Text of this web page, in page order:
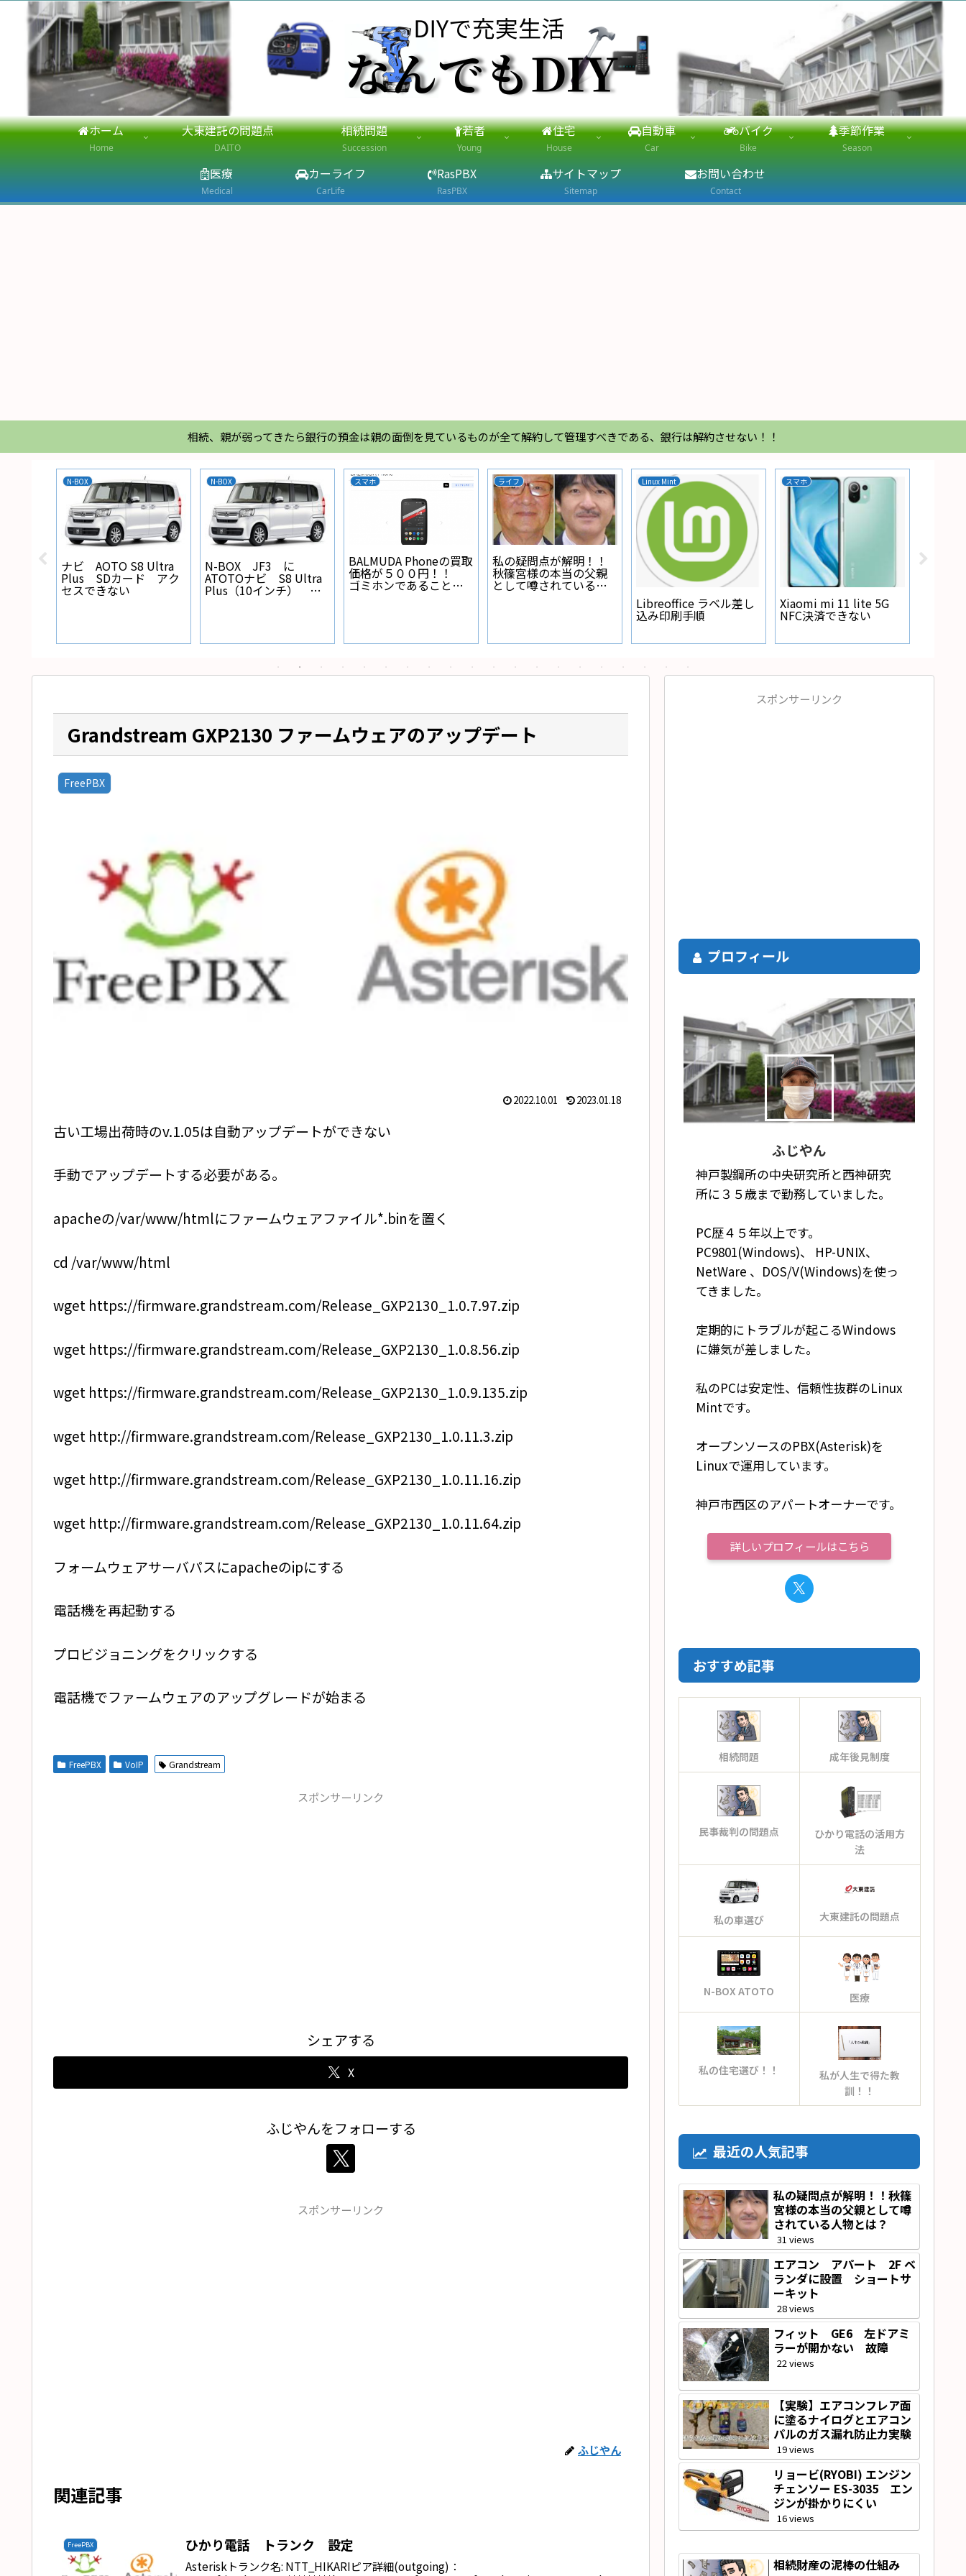
ホーム
Home
大東建託の問題点
DAITO
相続問題
Succession
若者
Young
住宅
House
自動車
Car
バイク
Bike
季節作業
Season
医療
Medical
カーライフ
CarLife
RasPBX
RasPBX
サイトマップ
Sitemap
お問い合わせ
Contact
相続、親が弱ってきたら銀行の預金は親の面倒を見ているものが全て解約して管理すべきである、銀行は解約させない！！
N-BOX
ナビ AOTO S8 Ultra
Plus SDカード アク
セスできない
N-BOX
N-BOX JF3 に
ATOTOナビ S8 Ultra
Plus（10インチ） を
取り付けた
スマホ
BALMUDA Phoneの買取
価格が５００円！！
ゴミホンであることが
ライフ
私の疑問点が解明！！
秋篠宮様の本当の父親
として噂されている人
Linux Mint
Libreoffice ラベル差し
込み印刷手順
スマホ
Xiaomi mi 11 lite 5G
NFC決済できない
Grandstream GXP2130 ファームウェアのアップデート
FreePBX
2022.10.01 2023.01.18
古い工場出荷時のv.1.05は自動アップデートができない
手動でアップデートする必要がある。
apacheの/var/www/htmlにファームウェアファイル*.binを置く
cd /var/www/html
wget https://firmware.grandstream.com/Release_GXP2130_1.0.7.97.zip
wget https://firmware.grandstream.com/Release_GXP2130_1.0.8.56.zip
wget https://firmware.grandstream.com/Release_GXP2130_1.0.9.135.zip
wget http://firmware.grandstream.com/Release_GXP2130_1.0.11.3.zip
wget http://firmware.grandstream.com/Release_GXP2130_1.0.11.16.zip
wget http://firmware.grandstream.com/Release_GXP2130_1.0.11.64.zip
フォームウェアサーバパスにapacheのipにする
電話機を再起動する
プロビジョニングをクリックする
電話機でファームウェアのアップグレードが始まる
FreePBX VoIP Grandstream
スポンサーリンク
シェアする
X
ふじやんをフォローする
スポンサーリンク
ふじやん
関連記事
FreePBX ひかり電話 トランク 設定
Asteriskトランク名: NTT_HIKARIピア詳細(outgoing)：
スポンサーリンク
プロフィール
ふじやん
神戸製鋼所の中央研究所と西神研究
所に３５歳まで勤務していました。
PC歴４５年以上です。
PC9801(Windows)、 HP-UNIX、
NetWare 、DOS/V(Windows)を使っ
てきました。
定期的にトラブルが起こるWindows
に嫌気が差しました。
私のPCは安定性、信頼性抜群のLinux
Mintです。
オープンソースのPBX(Asterisk)を
Linuxで運用しています。
神戸市西区のアパートオーナーです。
詳しいプロフィールはこちら
おすすめ記事
相続問題 成年後見制度
民事裁判の問題点
ひかり電話の活用方
法
私の車選び 大東建託の問題点
N-BOX ATOTO 医療
私の住宅選び！！
私が人生で得た教
訓！！
最近の人気記事
私の疑問点が解明！！秋篠
宮様の本当の父親として噂
されている人物とは？
31 views
エアコン アパート 2F ベ
ランダに設置 ショートサ
ーキット
28 views
フィット GE6 左ドアミ
ラーが開かない 故障
22 views
【実験】エアコンフレア面
に塗るナイログとエアコン
パルのガス漏れ防止力実験
19 views
リョービ(RYOBI) エンジン
チェンソー ES-3035 エン
ジンが掛かりにくい
16 views
相続財産の泥棒の仕組み